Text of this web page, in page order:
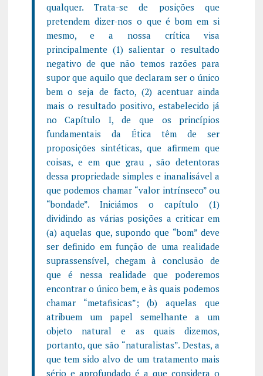
qualquer. Trata-se de posições que
pretendem dizer-nos o que é bom em si
mesmo, e a nossa crítica visa
principalmente (1) salientar o resultado
negativo de que não temos razões para
supor que aquilo que declaram ser o único
bem o seja de facto, (2) acentuar ainda
mais o resultado positivo, estabelecido já
no Capítulo I, de que os princípios
fundamentais da Ética têm de ser
proposições sintéticas, que afirmem que
coisas, e em que grau , são detentoras
dessa propriedade simples e inanalisável a
que podemos chamar “valor intrínseco” ou
“bondade”. Iniciámos o capítulo (1)
dividindo as várias posições a criticar em
(a) aquelas que, supondo que “bom” deve
ser definido em função de uma realidade
suprassensível, chegam à conclusão de
que é nessa realidade que poderemos
encontrar o único bem, e às quais podemos
chamar “metafisicas”; (b) aquelas que
atribuem um papel semelhante a um
objeto natural e as quais dizemos,
portanto, que são “naturalistas”. Destas, a
que tem sido alvo de um tratamento mais
sério e aprofundado é a que considera o